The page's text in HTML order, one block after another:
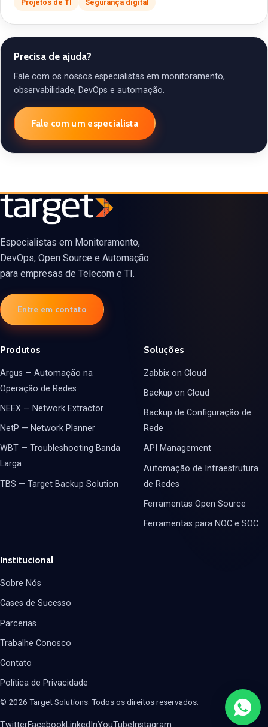
Projetos de TI
Segurança digital
Precisa de ajuda?
Fale com os nossos especialistas em monitoramento,
observabilidade, DevOps e automação.
Fale com um especialista
Especialistas em Monitoramento,
DevOps, Open Source e Automação
para empresas de Telecom e TI.
Entre em contato
Produtos
Argus — Automação na
Operação de Redes
NEEX — Network Extractor
NetP — Network Planner
WBT — Troubleshooting Banda
Larga
TBS — Target Backup Solution
Soluções
Zabbix on Cloud
Backup on Cloud
Backup de Configuração de
Rede
API Management
Automação de Infraestrutura
de Redes
Ferramentas Open Source
Ferramentas para NOC e SOC
Institucional
Sobre Nós
Cases de Sucesso
Parcerias
Trabalhe Conosco
Contato
Política de Privacidade
© 2026 Target Solutions. Todos os direitos reservados.